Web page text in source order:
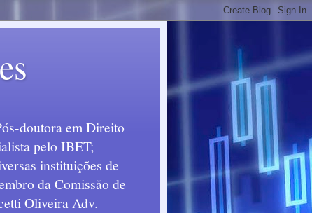
doutora em Direito
pelo IBET;
instituições de
da Comissão de
Oliveira Adv.